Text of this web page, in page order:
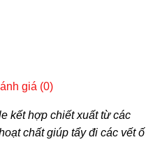
giá (0)
kết hợp chiết xuất từ các
chất giúp tẩy đi các vết ố